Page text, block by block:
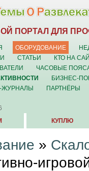
ПОРТАЛ ДЛЯ
ОБОРУДОВАНИЕ
СТАТЬИ
КТО НА
ЧАСОВЫЕ
БИЗНЕС-
ЖУРНАЛЫ
ПАРТНЁРЫ
КУПЛЮ
»